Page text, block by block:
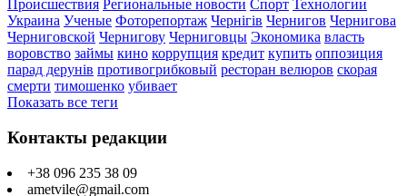
Происшествия Региональные новости Спорт Технологии
Украина Ученые Фоторепортаж Чернігів Чернигов Чернигова
Черниговской Чернигову Черниговцы Экономика власть
воровство займы кино коррупция кредит купить оппозиция
парад дерунів противогрибковый ресторан велюров скорая
смерти тимошенко убивает
Показать все теги
Контакты редакции
+38 096 235 38 09
ametvile@gmail.com